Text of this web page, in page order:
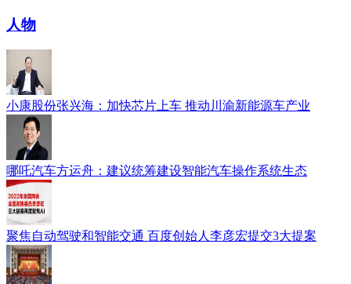
人物
小康股份张兴海：加快芯片上车 推动川渝新能源车产业
哪吒汽车方运舟：建议统筹建设智能汽车操作系统生态
聚焦自动驾驶和智能交通 百度创始人李彦宏提交3大提案